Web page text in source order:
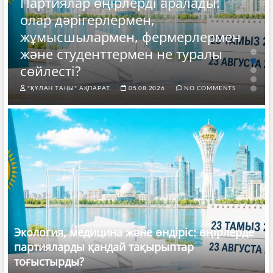
олар дәрігерлермен,
жұмысшылармен, фермерлермен
және студенттермен не туралы
сөйлесті?
"ҚҰЛАН ТАҢЫ" АҚПАРАТ. 05.08.2026 NO COMMENTS
Экология, медицина және өндіріс: өңірлерде
партияларды қандай тақырыптар
тоғыстырды?